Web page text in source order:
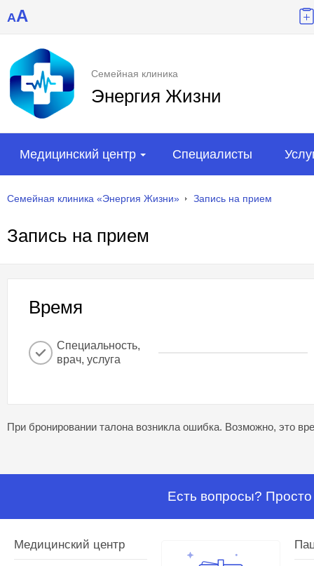
AA
Семейная клиника
Энергия Жизни
Медицинский центр Специалисты
Семейная клиника «Энергия Жизни» Запись на прием
Запись на прием
Время
Специальность,
врач, услуга
При бронировании талона возникла ошибка. Возможно, это
Есть вопросы?
Медицинский центр